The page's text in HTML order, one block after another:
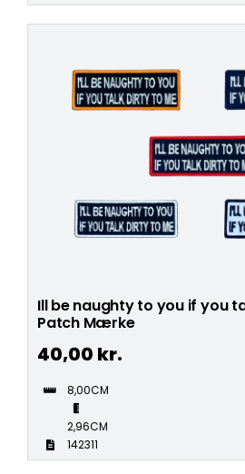
Ill be naughty to you if you
Patch Mærke
40,00 kr.
8,00CM
2,96CM
142311